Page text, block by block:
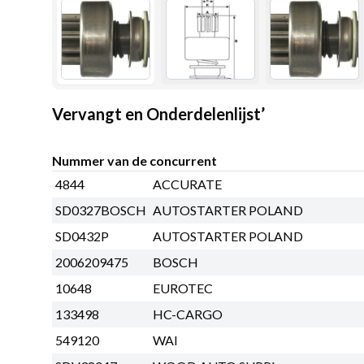
Vervangt en Onderdelenlijst’
Nummer van de concurrent
4844
ACCURATE
SD0327BOSCH AUTOSTARTER POLAND
SD0432P
AUTOSTARTER POLAND
2006209475
BOSCH
10648
EUROTEC
133498
HC-CARGO
549120
WAI